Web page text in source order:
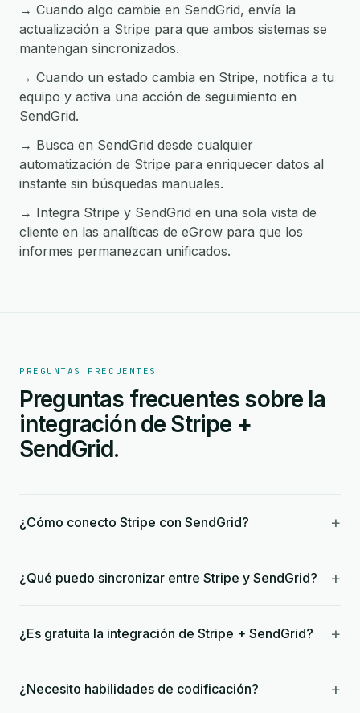
→ Cuando algo cambie en SendGrid, envía la
actualización a Stripe para que ambos sistemas se
mantengan sincronizados.
→ Cuando un estado cambia en Stripe, notifica a tu
equipo y activa una acción de seguimiento en
SendGrid.
→ Busca en SendGrid desde cualquier
automatización de Stripe para enriquecer datos al
instante sin búsquedas manuales.
→ Integra Stripe y SendGrid en una sola vista de
cliente en las analíticas de eGrow para que los
informes permanezcan unificados.
PREGUNTAS FRECUENTES
Preguntas frecuentes sobre la
integración de Stripe +
SendGrid.
¿Cómo conecto Stripe con SendGrid? +
¿Qué puedo sincronizar entre Stripe y SendGrid? +
¿Es gratuita la integración de Stripe + SendGrid? +
¿Necesito habilidades de codificación? +